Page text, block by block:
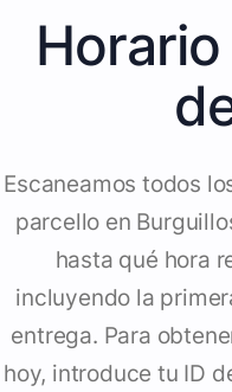
Escaneamos todos
parcello en
hasta qué hora
incluyendo la
entrega. Para
hoy, introduce tu ID